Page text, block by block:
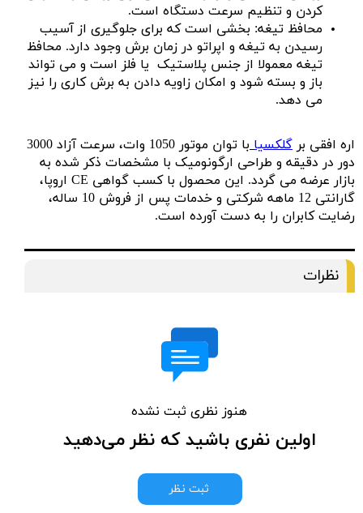
کردن و تنظیم سرعت دستگاه است.
محافظ تیغه: بخشی است که برای جلوگیری از آسیب
رسیدن به تیغه و اپراتو در زمان برش وجود دارد. محافظ
تیغه معمولا از جنس پلاستیک یا فلز است و می تواند
باز و بسته شود و امکان زاویه دادن به برش کاری را نیز
می دهد.
اره افقی بر گلکسیا
با توان موتور 1050 وات، سرعت آزاد 3000
دور در دقیقه و طراحی ارگونومیک با مشخصات ذکر شده به
بازار عرضه می گردد. این محصول با کسب گواهی CE اروپا،
گارانتی 12 ماهه شرکتی و خدمات پس از فروش 10 ساله،
رضایت کابران را به دست آورده است.
نظرات
هنوز نظری ثبت نشده
اولین نفری باشید که نظر می‌دهید
ثبت نظر